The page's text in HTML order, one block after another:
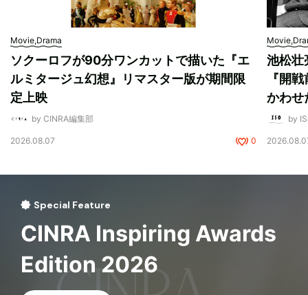
Movie,Drama
ソクーロフが90分ワンカットで描いた『エ
ルミタージュ幻想』リマスター版が期間限
定上映
by CINRA編集部
2026.08.07 0
池松壮
『開
かわせ
by
Special Feature
CINRA Inspiring Awards
Edition 2026